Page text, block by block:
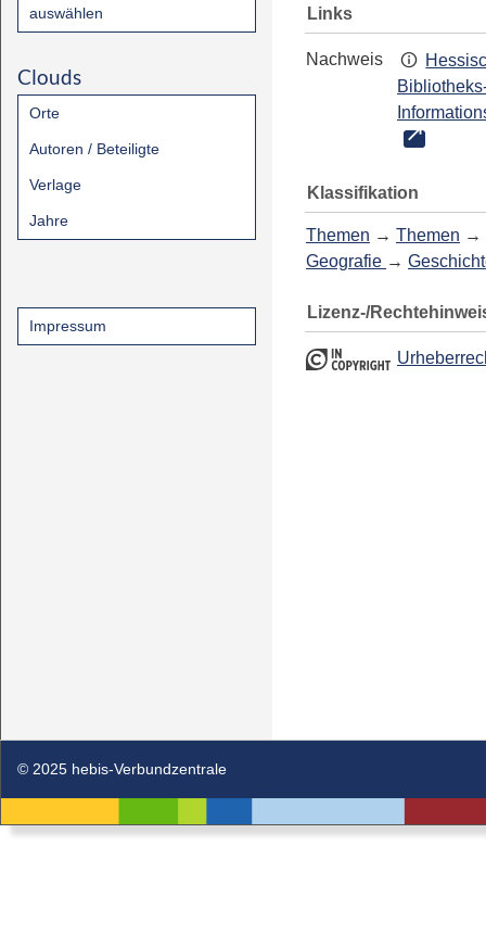
auswählen
Clouds
Orte
Autoren / Beteiligte
Verlage
Jahre
Impressum
Links
Nachweis
Klassifikation
Themen → Themen →
Geografie →
Lizenz-/
© 2025 hebis-Verbundzentrale